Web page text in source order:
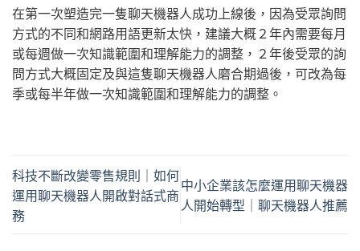
在第一次塑造完一隻聊天機器人成功上線後，因為受眾詢問
方式的不同和網路用語更新太快，建議大概２年內需要每月
或每週做一次知識範圍和理解能力的調整，２年後受眾的詢
問方式大概固定及與這隻聊天機器人磨合期過後，可改為每
季或每半年做一次知識範圍和理解能力的調整。
科技不斷改變零售規則｜如何
運用聊天機器人開啟對話式商
務
中小企業該怎麼運用聊天機器
人開始轉型｜聊天機器人推薦